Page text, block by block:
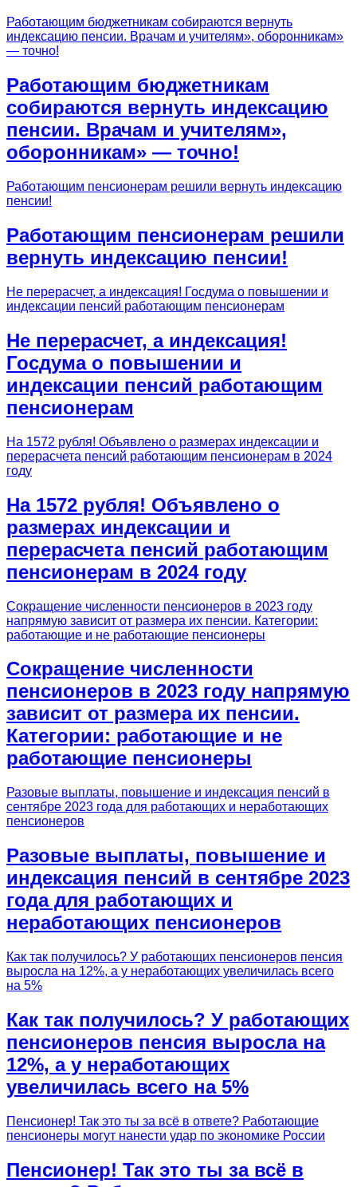
Работающим бюджетникам собираются вернуть
индексацию пенсии. Врачам и учителям», оборонникам»
— точно!
Работающим бюджетникам
собираются вернуть индексацию
пенсии. Врачам и учителям»,
оборонникам» — точно!
Работающим пенсионерам решили вернуть индексацию
пенсии!
Работающим пенсионерам решили
вернуть индексацию пенсии!
Не перерасчет, а индексация! Госдума о повышении и
индексации пенсий работающим пенсионерам
Не перерасчет, а индексация!
Госдума о повышении и
индексации пенсий работающим
пенсионерам
На 1572 рубля! Объявлено о размерах индексации и
перерасчета пенсий работающим пенсионерам в 2024
году
На 1572 рубля! Объявлено о
размерах индексации и
перерасчета пенсий работающим
пенсионерам в 2024 году
Сокращение численности пенсионеров в 2023 году
напрямую зависит от размера их пенсии. Категории:
работающие и не работающие пенсионеры
Сокращение численности
пенсионеров в 2023 году напрямую
зависит от размера их пенсии.
Категории: работающие и не
работающие пенсионеры
Разовые выплаты, повышение и индексация пенсий в
сентябре 2023 года для работающих и неработающих
пенсионеров
Разовые выплаты, повышение и
индексация пенсий в сентябре 2023
года для работающих и
неработающих пенсионеров
Как так получилось? У работающих пенсионеров пенсия
выросла на 12%, а у неработающих увеличилась всего
на 5%
Как так получилось? У работающих
пенсионеров пенсия выросла на
12%, а у неработающих
увеличилась всего на 5%
Пенсионер! Так это ты за всё в ответе? Работающие
пенсионеры могут нанести удар по экономике России
Пенсионер! Так это ты за всё в